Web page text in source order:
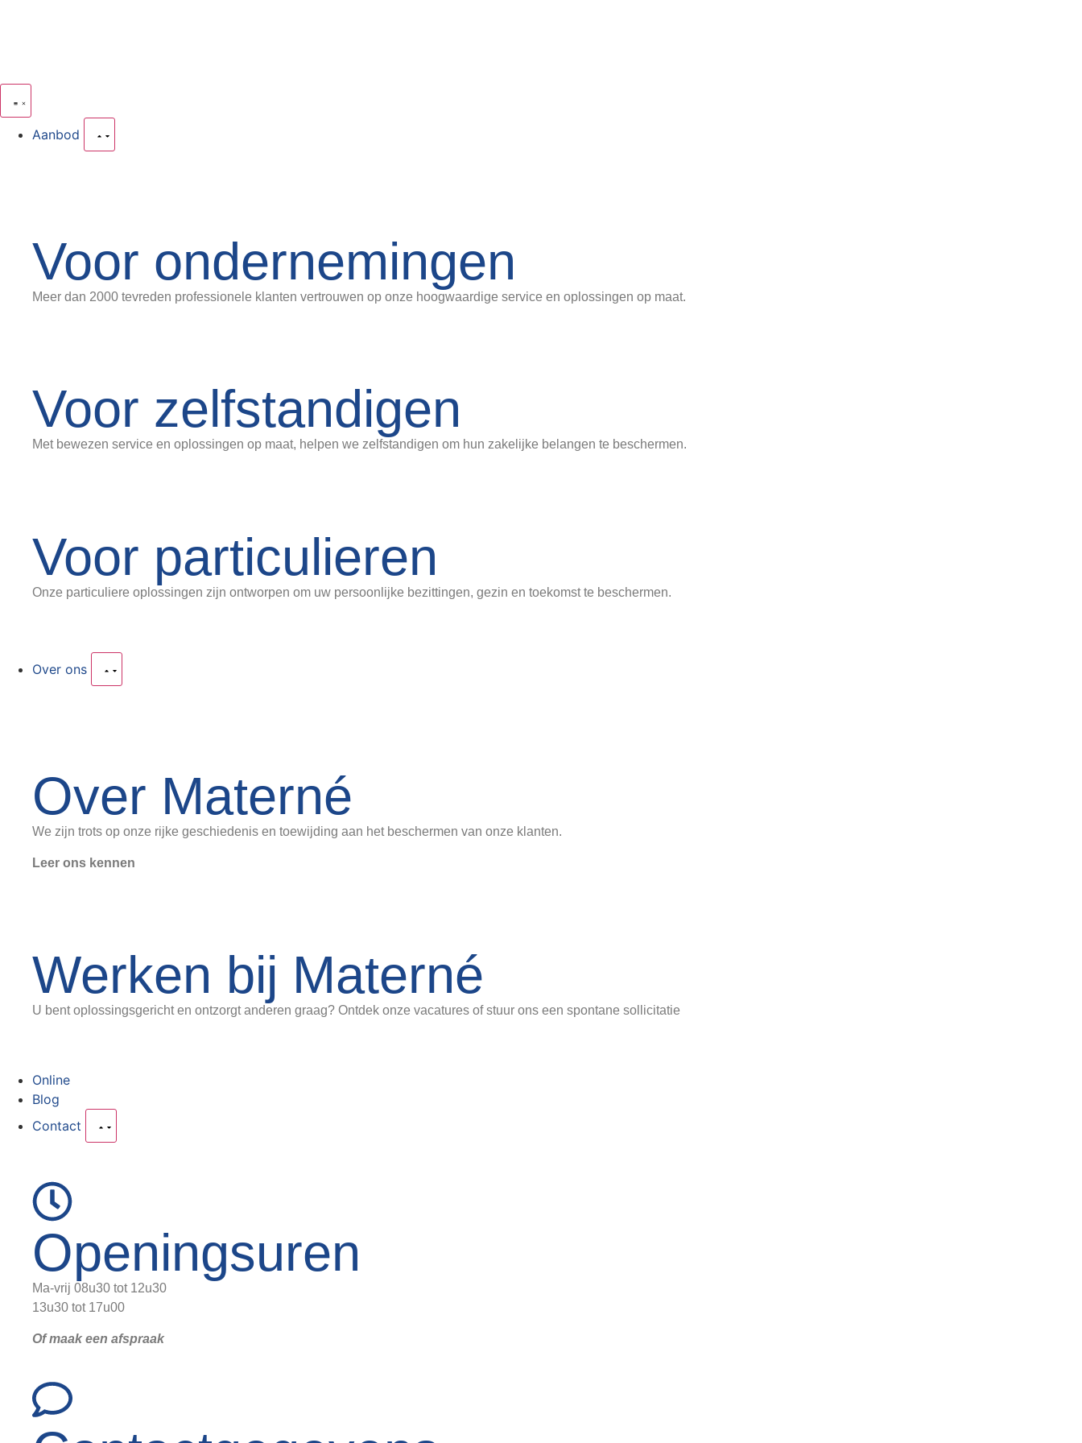
Aanbod
Voor ondernemingen
Meer dan 2000 tevreden professionele klanten vertrouwen op onze hoogwaardige service en oplossingen op maat.
Voor zelfstandigen
Met bewezen service en oplossingen op maat, helpen we zelfstandigen om hun zakelijke belangen te beschermen.
Voor particulieren
Onze particuliere oplossingen zijn ontworpen om uw persoonlijke bezittingen, gezin en toekomst te beschermen.
Over ons
Over Materné
We zijn trots op onze rijke geschiedenis en toewijding aan het beschermen van onze klanten.
Leer ons kennen
Werken bij Materné
U bent oplossingsgericht en ontzorgt anderen graag? Ontdek onze vacatures of stuur ons een spontane sollicitatie
Online
Blog
Contact
Openingsuren
Ma-vrij 08u30 tot 12u30
13u30 tot 17u00
Of maak een afspraak